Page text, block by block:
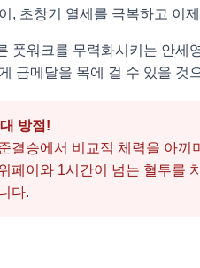
, 초창기 열세를 극복하고 이
풋워크를 무력화시키는 안세
금메달을 목에 걸 수 있을 것
방점!
결승에서 비교적 체력을 아
페이와 1시간이 넘는 혈투를
다.